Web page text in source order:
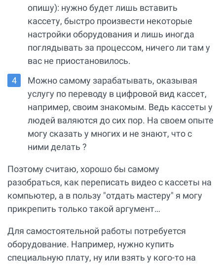
опишу): нужно будет лишь вставить
кассету, быстро произвести некоторые
настройки оборудования и лишь иногда
поглядывать за процессом, ничего ли там у
вас не приостановилось.
Можно самому зарабатывать, оказывая
услугу по переводу в цифровой вид кассет,
например, своим знакомым. Ведь кассеты у
людей валяются до сих пор. На своем опыте
могу сказать у многих и не знают, что с
ними делать ?
Поэтому считаю, хорошо бы самому
разобраться, как переписать видео с кассеты на
компьютер, а в пользу "отдать мастеру" я могу
прикрепить только такой аргумент…
Для самостоятельной работы потребуется
оборудование. Например, нужно купить
специальную плату, ну или взять у кого-то на